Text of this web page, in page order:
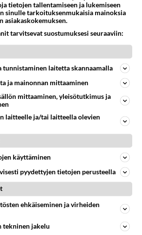
1 288
ajatteleva ja myötätuntoinen
komea ja fiksu, eikä tarvitse naista
1183
Vastattu 4v
tilille makuuhuoneen
on blondi mysteerikaunotar?
-ohjelmassa Patrikin
kehystetty valokuva
kaunottarest...
tietojen tallentamiseen ja lukemiseen
sinulle tarkoituksenmukaisia mainoksia
asiakaskokemuksen.
tarvitsevat suostumuksesi seuraaviin:
laitetta skannaamalla
ja mainonnan mittaaminen
mittaaminen, yleisötutkimus ja
laitteelle ja/tai laitteella olevien
käyttäminen
pyydettyjen tietojen perusteella
ehkäiseminen ja virheiden
tekninen jakelu